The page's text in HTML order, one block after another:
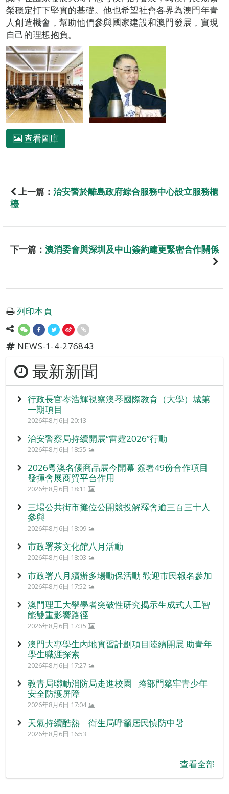
榮穩定打下堅實的基礎。他也希望社會各界為澳門年青
人創造機會，幫助他們參與國家建設和澳門發展，實現
自己的理想抱負。
查看圖庫
上一篇： 治安警於離島政府綜合服務中心設立服務櫃
檯
下一篇： 澳消委會與深圳及中山簽約建更緊密合作關係
列印本頁
NEWS-1-4-276843
最新新聞
行政長官岑浩輝視察澳琴國際教育（大學）城第
一期項目
2026年8月6日 20:13
治安警察局持續開展“雷霆2026”行動
2026年8月6日 18:55
2026粵澳名優商品展今開幕 簽署49份合作項目
發揮會展商貿平台作用
2026年8月6日 18:11
三場公共街市攤位公開競投解釋會逾三百三十人
參與
2026年8月6日 18:09
市政署茶文化館八月活動
2026年8月6日 18:03
市政署八月續辦多場動保活動 歡迎市民報名參加
2026年8月6日 17:52
澳門理工大學學者突破性研究揭示生成式人工智
能雙重影響路徑
2026年8月6日 17:35
澳門大專學生內地實習計劃項目陸續開展 助青年
學生職涯探索
2026年8月6日 17:27
教青局聯動消防局走進校園 跨部門築牢青少年
安全防護屏障
2026年8月6日 17:04
天氣持續酷熱 衛生局呼籲居民慎防中暑
2026年8月6日 16:53
查看全部